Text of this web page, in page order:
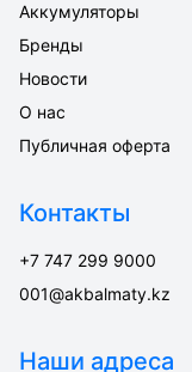
Аккумуляторы
Бренды
Новости
О нас
Публичная оферта
Контакты
+7 747 299 9000
001@akbalmaty.kz
Наши адреса